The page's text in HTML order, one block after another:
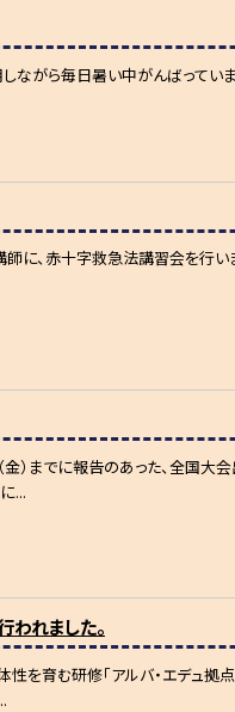
ながら毎日暑い中がんばっていま
に、赤十字救急法講習会を行い
）までに報告のあった、全国大
...
われました。
体性を育む研修「アルバ・エデ